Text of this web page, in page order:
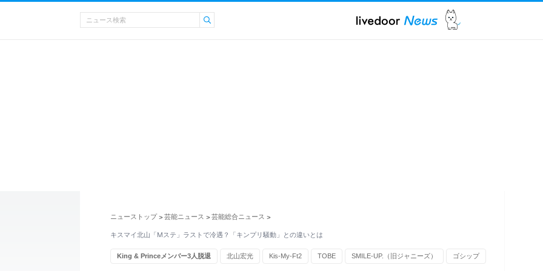
ニューストップ > 芸能ニュース > 芸能総合ニュース >
キスマイ北山「Mステ」ラストで冷遇？「キンプリ騒動」との違いとは
King & Princeメンバー3人脱退 北山宏光 Kis-My-Ft2 TOBE SMILE-UP.（旧ジャニーズ） ゴシップ